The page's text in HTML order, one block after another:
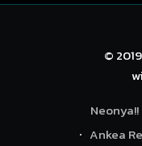
©
Ankea